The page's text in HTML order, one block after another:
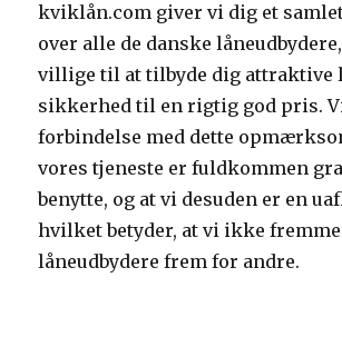
kviklån.com giver vi dig et
over alle de danske
villige til at tilbyde dig attraktive
sikkerhed til en rigtig god pris.
forbindelse med dette
vores tjeneste er fuldkommen
benytte, og at vi desuden er en
hvilket betyder, at vi ikke
låneudbydere frem for andre.